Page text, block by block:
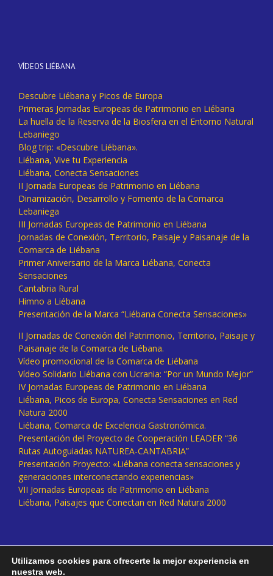
VÍDEOS LIÉBANA
Descubre Liébana y Picos de Europa
Primeras Jornadas Europeas de Patrimonio en Liébana
La huella de la Reserva de la Biosfera en el Entorno Natural
Lebaniego
Blog trip: «Descubre Liébana».
Liébana, Vive tu Experiencia
Liébana, Conecta Sensaciones
II Jornada Europeas de Patrimonio en Liébana
Dinamización, Desarrollo y Fomento de la Comarca
Lebaniega
III Jornadas Europeas de Patrimonio en Liébana
Jornadas de Conexión, Territorio, Paisaje y Paisanaje de la
Comarca de Liébana
Primer Aniversario de la Marca Liébana, Conecta
Sensaciones
Cantabria Rural
Himno a Liébana
Presentación de la Marca “Liébana Conecta Sensaciones»
II Jornadas de Conexión del Patrimonio, Territorio, Paisaje y
Paisanaje de la Comarca de Liébana.
Vídeo promocional de la Comarca de Liébana
Vídeo Solidario Liébana con Ucrania: “Por un Mundo Mejor”
IV Jornadas Europeas de Patrimonio en Liébana
Liébana, Picos de Europa, Conecta Sensaciones en Red
Natura 2000
Liébana, Comarca de Excelencia Gastronómica.
Presentación del Proyecto de Cooperación LEADER “36
Rutas Autoguiadas NATUREA-CANTABRIA”
Presentación Proyecto: «Liébana conecta sensaciones y
generaciones interconectando experiencias»
VII Jornadas Europeas de Patrimonio en Liébana
Liébana, Paisajes que Conectan en Red Natura 2000
Utilizamos cookies para ofrecerte la mejor experiencia en
nuestra web.